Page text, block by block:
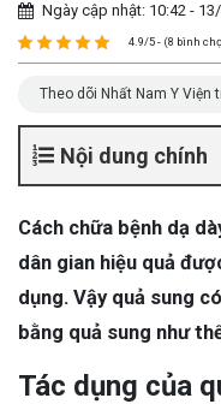
Ngày cập nhật: 10:42 -
4.9/5 - (8 bình
Theo dõi Nhất Nam Y Viện
Nội dung chính
Cách chữa bệnh dạ
dân gian hiệu quả
dụng. Vậy quả sung
bằng quả sung như
Tác dụng của